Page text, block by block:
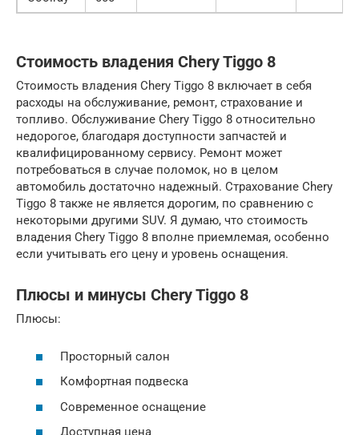
Стоимость владения Chery Tiggo 8
Стоимость владения Chery Tiggo 8 включает в себя
расходы на обслуживание, ремонт, страхование и
топливо. Обслуживание Chery Tiggo 8 относительно
недорогое, благодаря доступности запчастей и
квалифицированному сервису. Ремонт может
потребоваться в случае поломок, но в целом
автомобиль достаточно надежный. Страхование Chery
Tiggo 8 также не является дорогим, по сравнению с
некоторыми другими SUV. Я думаю, что стоимость
владения Chery Tiggo 8 вполне приемлемая, особенно
если учитывать его цену и уровень оснащения.
Плюсы и минусы Chery Tiggo 8
Плюсы:
Просторный салон
Комфортная подвеска
Современное оснащение
Доступная цена